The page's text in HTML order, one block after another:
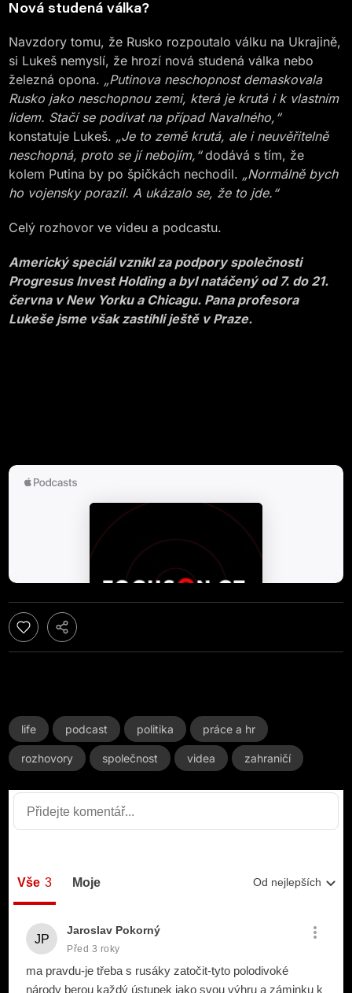
Nová studená válka?
Navzdory tomu, že Rusko rozpoutalo válku na Ukrajině,
si Lukeš nemyslí, že hrozí nová studená válka nebo
železná opona. „Putinova neschopnost demaskovala
Rusko jako neschopnou zemi, která je krutá i k vlastním
lidem. Stačí se podívat na případ Navalného,“
konstatuje Lukeš. „Je to země krutá, ale i neuvěřitelně
neschopná, proto se jí nebojím,“dodává s tím, že
kolem Putina by po špičkách nechodil. „Normálně bych
ho vojensky porazil. A ukázalo se, že to jde.“
Celý rozhovor ve videu a podcastu.
Americký speciál vznikl za podpory společnosti
Progresus Invest Holding a byl natáčený od 7. do 21.
června v New Yorku a Chicagu. Pana profesora
Lukeše jsme však zastihli ještě v Praze.
life podcast politika práce a hr
rozhovory společnost videa zahraničí